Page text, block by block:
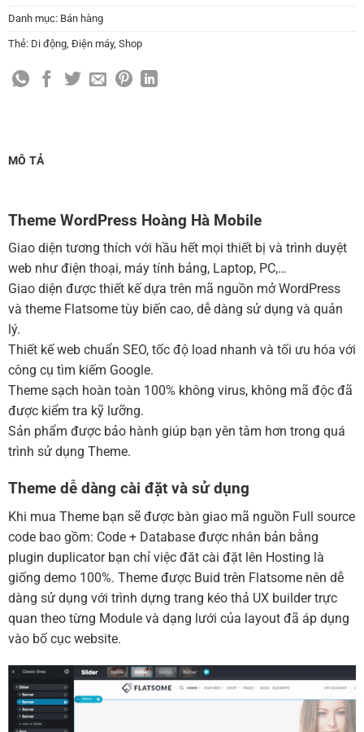
Thay đổi màu sắc toàn bộ site theo yêu cầu
(+150,000 ₫)
Thiết kế logo đơn giản để đăng web
MUA THÊM TÊN MIỀN + HOSTING
Tên miền Việt Nam .vn (1 năm)
(+550,000 ₫)
Hosting 2GB SSD (1 năm)
(+700,000 ₫)
Hosting 4GB SSD (1 năm)(+1,000,000 ₫)
Hosting 8GB SSD (1 năm)(+1,200,000 ₫)
Danh mục: Bán hàng
Thẻ: Di động Điện máy, Shop
MÔ TẢ
Theme WordPress Hoàng Hà Mobile
Giao diện tương thích với hầu hết mọi thiết bị và trình duyệt
web như điện thoại, máy tính bảng, Laptop, PC,…
Giao diện được thiết kế dựa trên mã nguồn mở WordPress
và theme Flatsome tùy biến cao, dễ dàng sử dụng và quản
lý.
Thiết kế web chuẩn SEO, tốc độ load nhanh và tối ưu hóa với
công cụ tìm kiếm Google.
Theme sạch hoàn toàn 100% không virus, không mã độc đã
được kiểm tra kỹ lưỡng.
Sản phẩm được bảo hành giúp bạn yên tâm hơn trong quá
trình sử dụng Theme.
Theme dễ dàng cài đặt và sử dụng
Khi mua Theme bạn sẽ được bàn giao mã nguồn Full source
code bao gồm: Code + Database được nhân bản bằng
plugin duplicator bạn chỉ việc đăt cài đặt lên Hosting là
giống demo 100%. Theme được Buid trên Flatsome nên dễ
dàng sử dụng với trình dựng trang kéo thả UX builder trực
quan theo từng Module và dạng lưới của layout đã áp dụng
vào bố cục website.